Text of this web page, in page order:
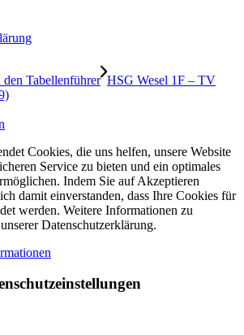
Tabellenführer HSG Wesel 1F – TV
Cookies, die uns helfen, unsere Website
Service zu bieten und ein optimales
Indem Sie auf Akzeptieren
damit einverstanden, dass Ihre Cookies für
werden. Weitere Informationen zu
Datenschutzerklärung.